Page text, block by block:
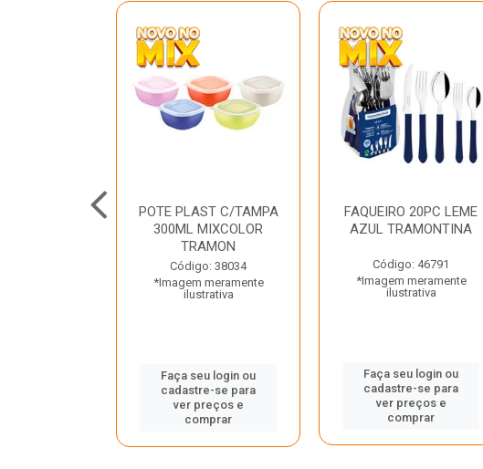
POTE PLAST C/TAMPA
300ML MIXCOLOR
TRAMON
Código: 38034
*Imagem meramente
ilustrativa
Faça seu login ou
cadastre-se para
ver preços e
comprar
FAQUEIRO 20PC LEME
AZUL TRAMONTINA
Código: 46791
*Imagem meramente
ilustrativa
Faça seu login ou
cadastre-se para
ver preços e
comprar